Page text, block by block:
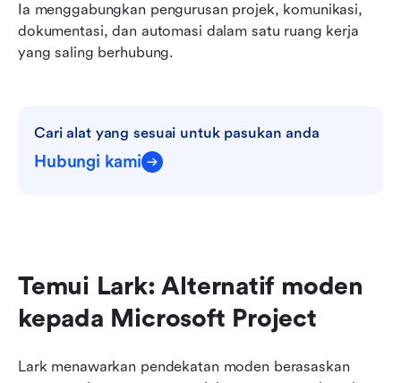
Ia menggabungkan pengurusan projek, komunikasi,
dokumentasi, dan automasi dalam satu ruang kerja
yang saling berhubung.
Cari alat yang sesuai untuk pasukan anda
Hubungi kami
Temui Lark: Alternatif moden
kepada Microsoft Project
Lark menawarkan pendekatan moden berasaskan